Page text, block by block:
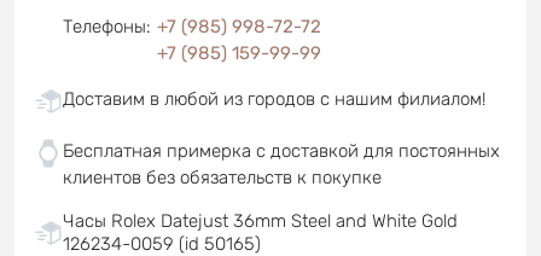
Телефоны: +7 (985) 998-72-72
+7 (985) 159-99-99
Доставим в любой из городов с нашим филиалом!
Бесплатная примерка с доставкой для постоянных
клиентов без обязательств к покупке
Часы Rolex Datejust 36mm Steel and White Gold
126234-0059 (id 50165)